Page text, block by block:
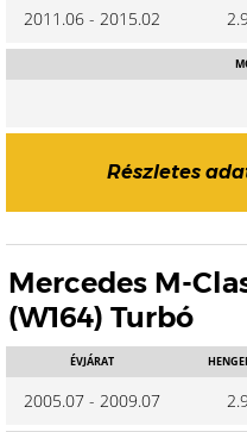
2011.06 - 2015.02
Részletes
Mercedes M-
(W164) Turbó
ÉVJÁRAT
2005.07 - 2009.07